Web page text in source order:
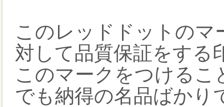
このレッドドットの
対して品質保証をする
このマークをつけるこ
でも納得の名品ばかり